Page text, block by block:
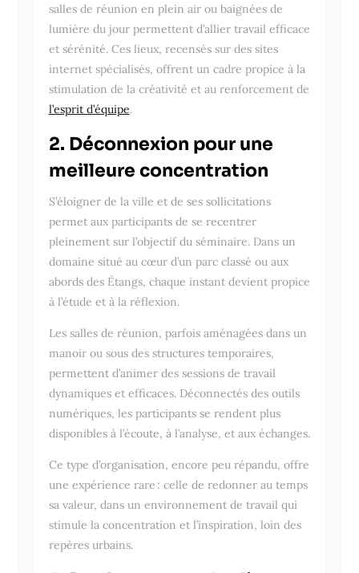
salles de réunion en plein air ou baignées de
lumière du jour permettent d’allier travail efficace
et sérénité. Ces lieux, recensés sur des sites
internet spécialisés, offrent un cadre propice à la
stimulation de la créativité et au renforcement de
l’esprit d’équipe.
2. Déconnexion pour une
meilleure concentration
S’éloigner de la ville et de ses sollicitations
permet aux participants de se recentrer
pleinement sur l’objectif du séminaire. Dans un
domaine situé au cœur d’un parc classé ou aux
abords des Étangs, chaque instant devient propice
à l’étude et à la réflexion.
Les salles de réunion, parfois aménagées dans un
manoir ou sous des structures temporaires,
permettent d’animer des sessions de travail
dynamiques et efficaces. Déconnectés des outils
numériques, les participants se rendent plus
disponibles à l’écoute, à l’analyse, et aux échanges.
Ce type d’organisation, encore peu répandu, offre
une expérience rare : celle de redonner au temps
sa valeur, dans un environnement de travail qui
stimule la concentration et l’inspiration, loin des
repères urbains.